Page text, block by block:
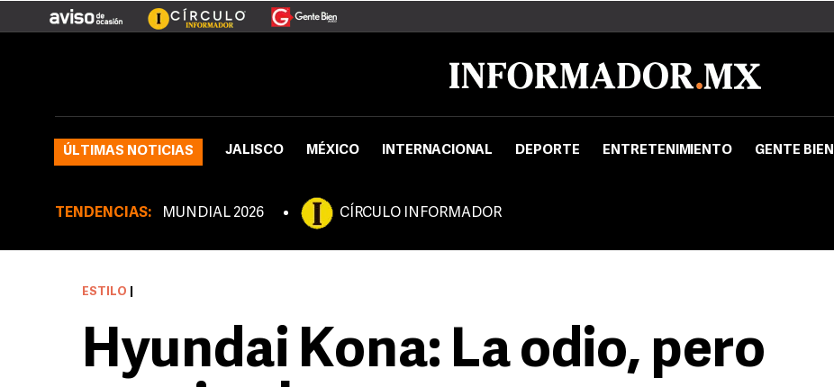
ÚLTIMAS NOTICIAS JALISCO MÉXICO INTERNACIONAL DEPORTE ENTRETENIMIENTO GENTE BIEN
TENDENCIAS: MUNDIAL 2026 CÍRCULO INFORMADOR
ESTILO
Hyundai Kona: La odio, pero